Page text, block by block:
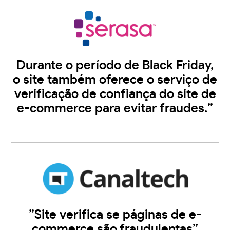
Durante o período de Black Friday,
o site também oferece o serviço de
verificação de confiança do site de
e-commerce para evitar fraudes.”
”Site verifica se páginas de e-